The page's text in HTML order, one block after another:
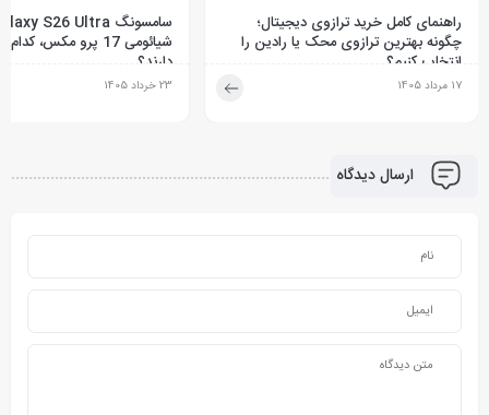
راهنمای کامل خرید ترازوی دیجیتال؛
چگونه بهترین ترازوی محک یا رادین را
انتخاب کنیم؟
17 مرداد 1405
شیائومی 17 پرو مکس،
دارند؟
23 خرداد 1405
ارسال دیدگاه